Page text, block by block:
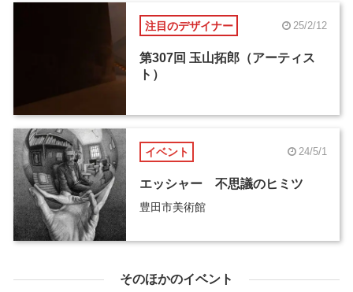
注目のデザイナー 25/2/12
第307回 玉山拓郎（アーティス
ト）
イベント 24/5/1
エッシャー 不思議のヒミツ
豊田市美術館
そのほかのイベント